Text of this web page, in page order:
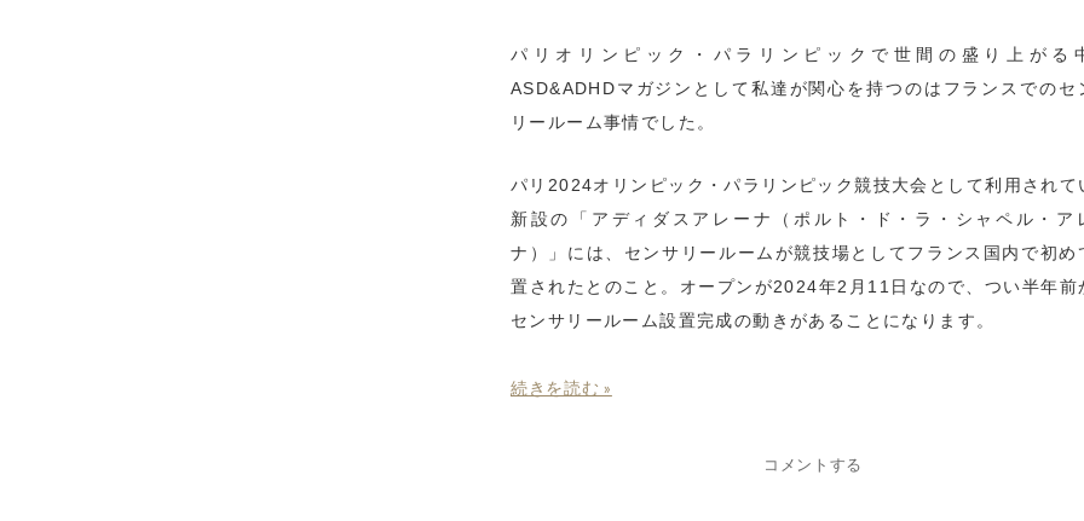
パリオリンピック・パラリンピックで世間の盛り上がる
ASD&ADHDマガジンとして私達が関心を持つのはフランスでのセ
リールーム事情でした。
パリ2024オリンピック・パラリンピック競技大会として利用されて
新設の「アディダスアレーナ（ポルト・ド・ラ・シャペル・ア
ナ）」には、センサリールームが競技場としてフランス国内で初め
置されたとのこと。オープンが2024年2月11日なので、つい半年前
センサリールーム設置完成の動きがあることになります。
続きを読む »
コメントする